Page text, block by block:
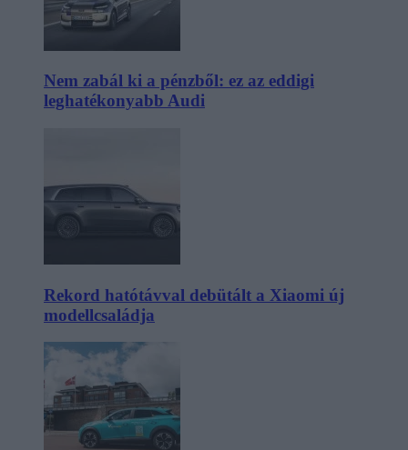
Nem zabál ki a pénzből: ez az eddigi
leghatékonyabb Audi
Rekord hatótávval debütált a Xiaomi új
modellcsaládja